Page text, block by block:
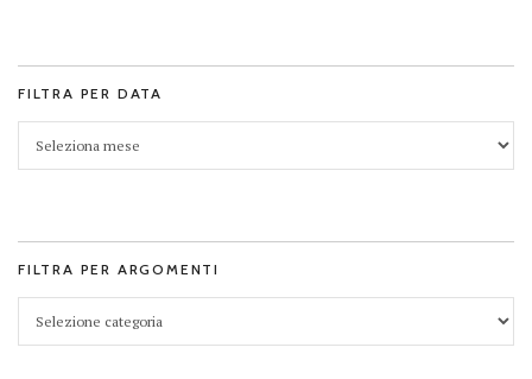
FILTRA PER DATA
FILTRA PER ARGOMENTI